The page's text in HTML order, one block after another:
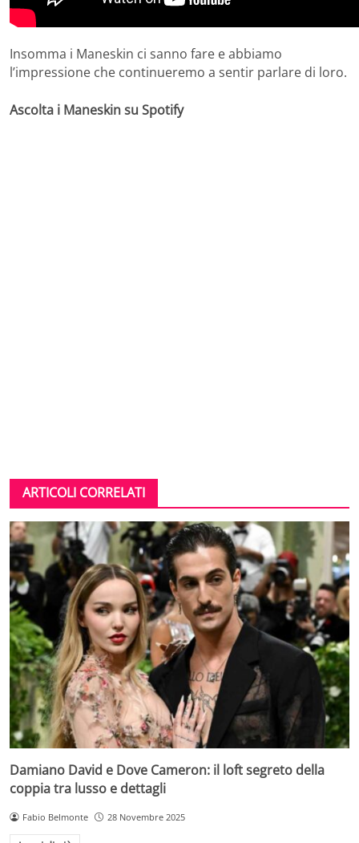
Insomma i Maneskin ci sanno fare e abbiamo
l’impressione che continueremo a sentir parlare di loro.
Ascolta i Maneskin su Spotify
ARTICOLI CORRELATI
Damiano David e Dove Cameron: il loft segreto della
coppia tra lusso e dettagli
Fabio Belmonte 28 Novembre 2025